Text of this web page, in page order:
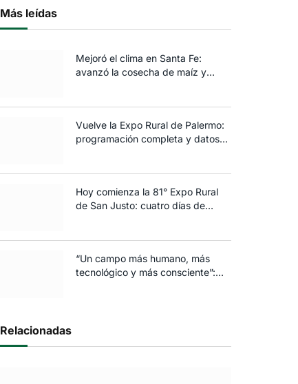
Más leídas
Mejoró el clima en Santa Fe:
avanzó la cosecha de maíz y
Vuelve la Expo Rural de Palermo:
programación completa y datos
Hoy comienza la 81° Expo Rural
de San Justo: cuatro días de
“Un campo más humano, más
tecnológico y más consciente”:
Relacionadas